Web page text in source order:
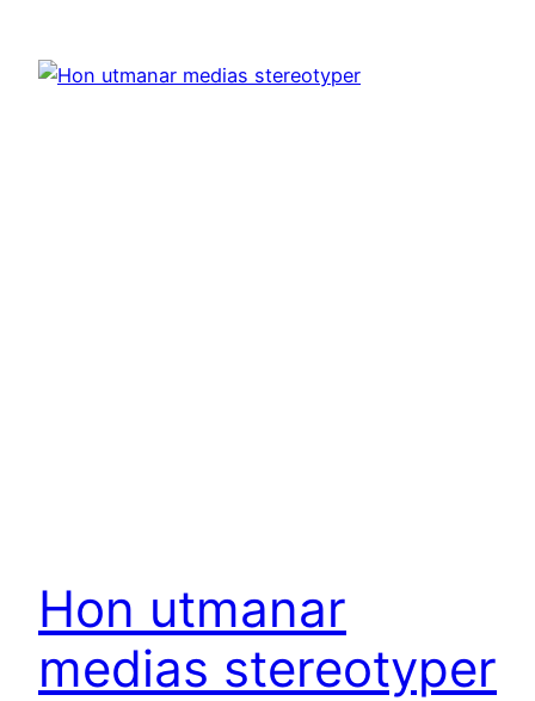
Hon utmanar
medias stereotyper